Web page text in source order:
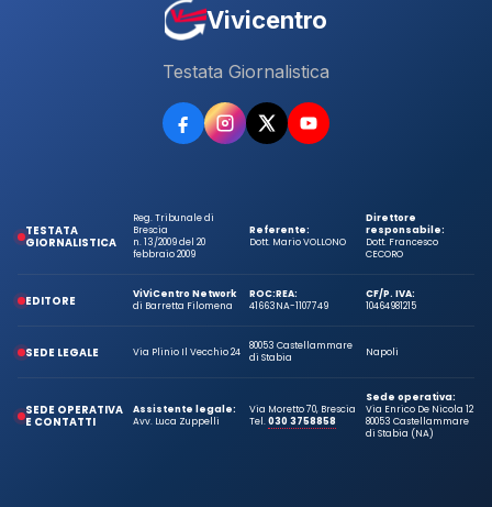
Vivicentro
Testata Giornalistica
TESTATA
GIORNALISTICA
Reg. Tribunale di
Brescia
n. 13/2009 del 20
febbraio 2009
Referente:
Dott. Mario VOLLONO
Direttore
responsabile:
Dott. Francesco
CECORO
EDITORE
ViViCentro Network
di Barretta Filomena
ROC:
41663
REA:
NA-1107749
CF/P. IVA:
10464981215
SEDE LEGALE Via Plinio Il Vecchio 24
80053 Castellammare
di Stabia
Napoli
SEDE OPERATIVA
E CONTATTI
Assistente legale:
Avv. Luca Zuppelli
Via Moretto 70, Brescia
Tel.030 3758858
Sede operativa:
Via Enrico De Nicola 12
80053 Castellammare
di Stabia (NA)